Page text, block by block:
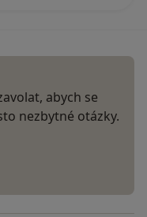
abych se
nezbytné otázky.